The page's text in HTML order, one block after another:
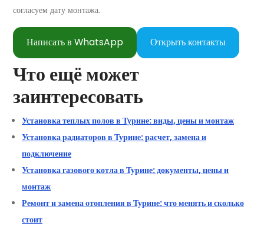
согласуем дату монтажа.
Написать в WhatsApp Открыть контакты
Что ещё может
заинтересовать
Установка теплых полов в Турине: виды, цены и монтаж
Установка радиаторов в Турине: расчет, замена и
подключение
Установка газового котла в Турине: документы, цены и
монтаж
Ремонт и замена отопления в Турине: что менять и сколько
стоит